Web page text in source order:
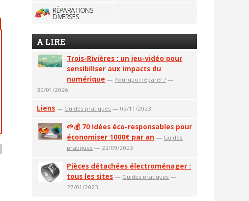
RÉPARATIONS
DIVERSES
A LIRE
Trois-Rivières : un jeu-vidéo pour
sensibiliser aux impacts du
numérique — Pourquoi réparer ? —
30/01/2026
Liens — Guides pratiques — 02/11/2023
🌱💰 70 idées éco-responsables pour
économiser 1000€ par an — Guides
pratiques — 22/09/2023
Pièces détachées électroménager :
tous les sites — Guides pratiques —
27/01/2023